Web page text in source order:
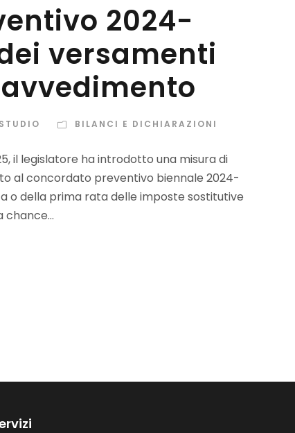
2024-
versamenti
BILANCI E DICHIARAZIONI
il legislatore ha introdotto una misura di
al concordato preventivo biennale 2024-
o della prima rata delle imposte sostitutive
chance...